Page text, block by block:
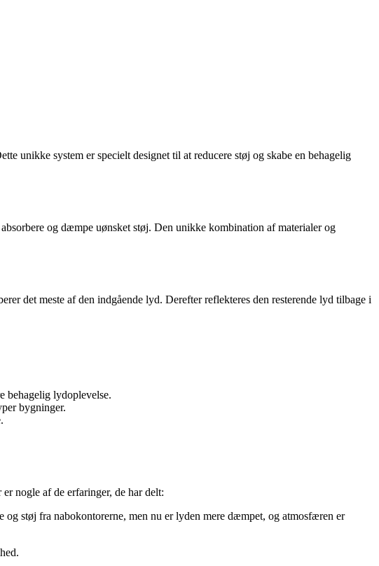
unikke system er specielt designet til at reducere støj og skabe en behagelig
og dæmpe uønsket støj. Den unikke kombination af materialer og
det meste af den indgående lyd. Derefter reflekteres den resterende lyd tilbage i
behagelig lydoplevelse.
bygninger.
nogle af de erfaringer, de har delt:
støj fra nabokontorerne, men nu er lyden mere dæmpet, og atmosfæren er